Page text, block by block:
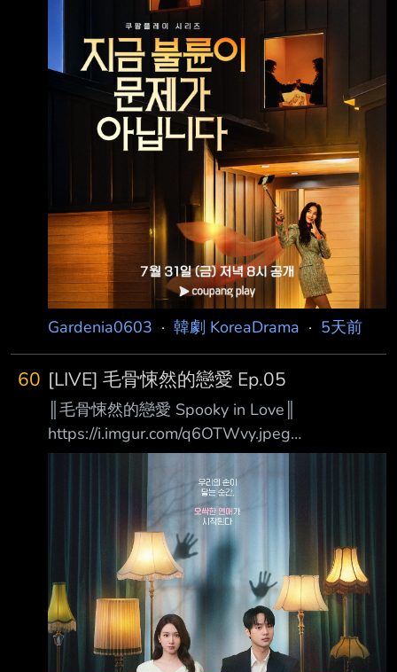
━━━━━━━━━━━━━━━━━━━━━
━━━━━━━━━━━━━━━━ ║集數║ 8
集 ║期間║ 07/31～09/04 週
Gardenia0603 · 韓劇 KoreaDrama · 5天前
60 [LIVE] 毛骨悚然的戀愛 Ep.05
║毛骨悚然的戀愛 Spooky in Love║
https://i.imgur.com/q6OTWvy.jpeg
https://i.imgur.com/59BIcwe.jpeg 當我們的手觸
碰到彼此的那一刻起，一場毛骨悚然的戀愛揭開
序幕 ❶.甜蜜愛情羅曼史與驚悚靈異題材的結
合！ 故事講述一名擁有看見鬼魂能力的絕美財
閥繼承人千汝利， 和一名極度懼怕鬼魂的熱血
檢察官馬剛旭，這對看似處於光譜兩端、絕對合
不來的男女， 在一次因緣際會下偶然相遇，甚
至開始共享那令人畏懼的超自然現象！ 在這樣
的過程中，兩人逐漸墜入